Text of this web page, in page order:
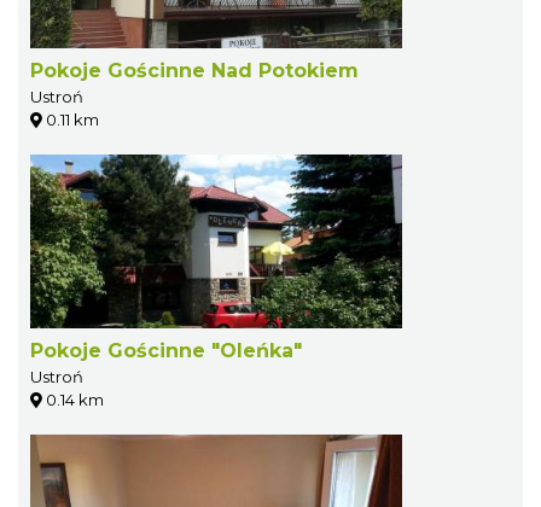
Pokoje Gościnne Nad Potokiem
Ustroń
0.11 km
Pokoje Gościnne "Oleńka"
Ustroń
0.14 km